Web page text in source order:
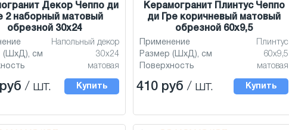
Декор Чеппо ди
2 наборный матовый
обрезной 30x24
Напольный декор
(ШхД), см
30x24
матовая
/ шт. Купить
Керамогранит Плинтус Чеппо
ди Гре коричневый матовый
обрезной 60x9,5
Применение
Плинтус
Размер (ШхД), см
60x9,5
Поверхность
матовая
410 руб / шт. Купить